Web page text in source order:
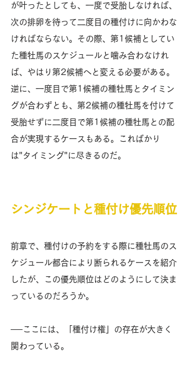
が叶ったとしても、一度で受胎しなければ、
次の排卵を待って二度目の種付けに向かわな
ければならない。その際、第1候補としてい
た種牡馬のスケジュールと噛み合わなけれ
ば、やはり第2候補へと変える必要がある。
逆に、一度目で第1候補の種牡馬とタイミン
グが合わずとも、第2候補の種牡馬を付けて
受胎せずに二度目で第1候補の種牡馬との配
合が実現するケースもある。こればかり
は"タイミング"に尽きるのだ。
シンジケートと種付け優先順位
前章で、種付けの予約をする際に種牡馬のス
ケジュール都合により断られるケースを紹介
したが、この優先順位はどのようにして決ま
っているのだろうか。
──ここには、「種付け権」の存在が大きく
関わっている。